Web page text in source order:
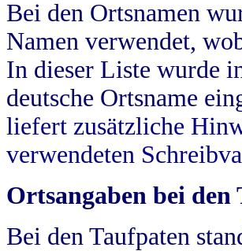
Bei den Ortsnamen
Namen verwendet,
In dieser Liste wurde
deutsche Ortsname
liefert zusätzliche
verwendeten
Ortsangaben bei den
Bei den Taufpaten